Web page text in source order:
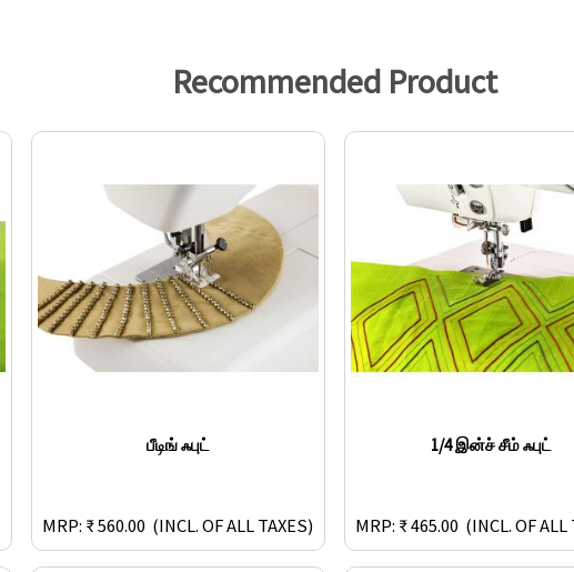
Recommended Product
பீடிங் ஃபுட்
MRP: ₹ 560.00 (INCL. OF ALL TAXES)
1/4 இன்ச் சீம் ஃபுட்
MRP: ₹ 465.00 (INCL. OF ALL